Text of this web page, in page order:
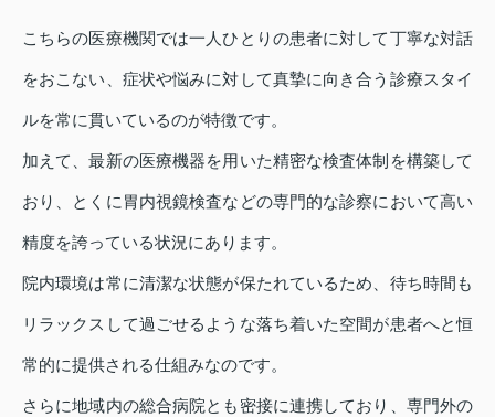
こちらの医療機関では一人ひとりの患者に対して丁寧な対話
をおこない、症状や悩みに対して真摯に向き合う診療スタイ
ルを常に貫いているのが特徴です。
加えて、最新の医療機器を用いた精密な検査体制を構築して
おり、とくに胃内視鏡検査などの専門的な診察において高い
精度を誇っている状況にあります。
院内環境は常に清潔な状態が保たれているため、待ち時間も
リラックスして過ごせるような落ち着いた空間が患者へと恒
常的に提供される仕組みなのです。
さらに地域内の総合病院とも密接に連携しており、専門外の